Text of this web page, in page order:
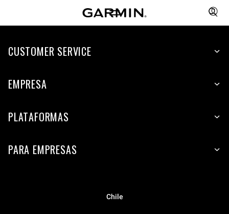
CUSTOMER SERVICE
EMPRESA
PLATAFORMAS
PARA EMPRESAS
Chile